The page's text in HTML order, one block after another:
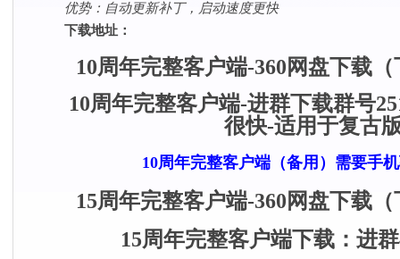
优势：自动更新补丁，启动速度更快
下载地址：​
10周年完整客户端-360网盘下载
10周年完整客户端-进群下载群号
很快-适用于复古
10周年完整客户端（备用）需要手
15周年完整客户端-360网盘下载
15周年完整客户端下载：进